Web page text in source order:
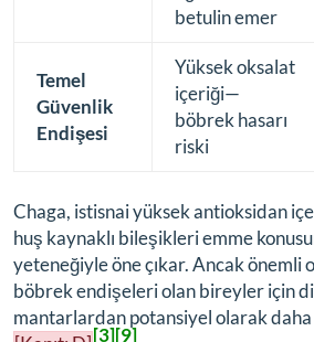
betulin emer
Temel
Güvenlik
Endişesi
Yüksek oksalat
içeriği—
böbrek hasarı
riski
Chaga, istisnai yüksek antioksidan
huş kaynaklı bileşikleri emme
yeteneğiyle öne çıkar. Ancak önemli
böbrek endişeleri olan bireyler için
mantarlardan potansiyel olarak
[3][9]